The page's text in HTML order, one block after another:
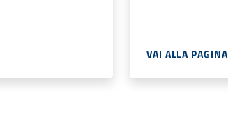
VAI ALLA PAGINA